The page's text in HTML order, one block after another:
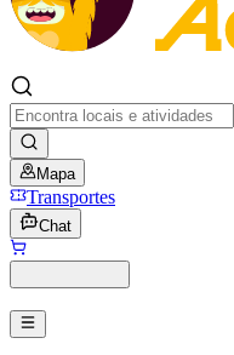
Mapa
Transportes
Chat